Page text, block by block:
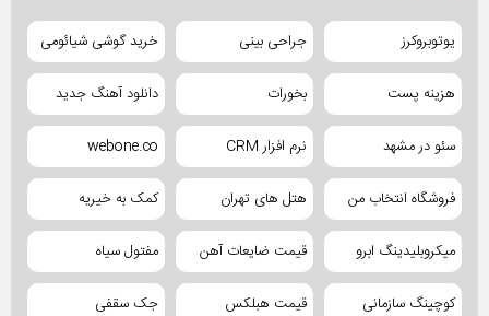
یوتوبروکرز جراحی بینی خرید گوشی شیائومی
هزینه پست بخورات دانلود آهنگ جدید
سئو در مشهد نرم افزار CRM webone.co
فروشگاه انتخاب من هتل های تهران کمک به خیریه
میکروبلیدینگ ابرو قیمت ضایعات آهن مفتول سیاه
کوچینگ سازمانی قیمت هبلکس جک سقفی